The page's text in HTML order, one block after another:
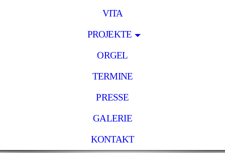
VITA
PROJEKTE
ORGEL
TERMINE
PRESSE
GALERIE
KONTAKT